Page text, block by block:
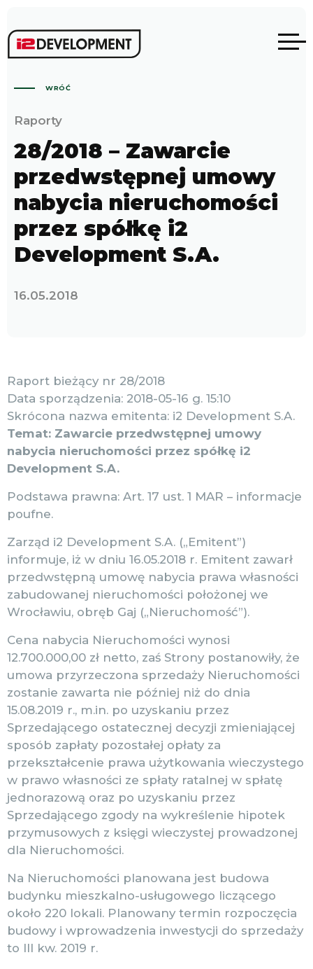
WRÓĆ
Raporty
28/2018 – Zawarcie
przedwstępnej umowy
nabycia nieruchomości
przez spółkę i2
Development S.A.
16.05.2018
Raport bieżący nr 28/2018
Data sporządzenia: 2018-05-16 g. 15:10
Skrócona nazwa emitenta: i2 Development S.A.
Temat: Zawarcie przedwstępnej umowy
nabycia nieruchomości przez spółkę i2
Development S.A.
Podstawa prawna: Art. 17 ust. 1 MAR – informacje
poufne.
Zarząd i2 Development S.A. („Emitent”)
informuje, iż w dniu 16.05.2018 r. Emitent zawarł
przedwstępną umowę nabycia prawa własności
zabudowanej nieruchomości położonej we
Wrocławiu, obręb Gaj („Nieruchomość”).
Cena nabycia Nieruchomości wynosi
12.700.000,00 zł netto, zaś Strony postanowiły, że
umowa przyrzeczona sprzedaży Nieruchomości
zostanie zawarta nie później niż do dnia
15.08.2019 r., m.in. po uzyskaniu przez
Sprzedającego ostatecznej decyzji zmieniającej
sposób zapłaty pozostałej opłaty za
przekształcenie prawa użytkowania wieczystego
w prawo własności ze spłaty ratalnej w spłatę
jednorazową oraz po uzyskaniu przez
Sprzedającego zgody na wykreślenie hipotek
przymusowych z księgi wieczystej prowadzonej
dla Nieruchomości.
Na Nieruchomości planowana jest budowa
budynku mieszkalno-usługowego liczącego
około 220 lokali. Planowany termin rozpoczęcia
budowy i wprowadzenia inwestycji do sprzedaży
to III kw. 2019 r.